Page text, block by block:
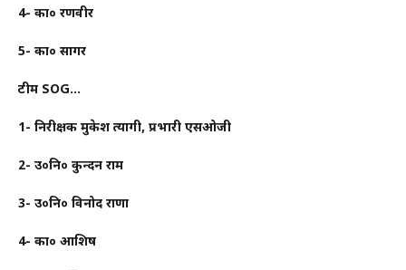
4- का० रणवीर
5- का० सागर
टीम SOG…
1- निरीक्षक मुकेश त्यागी, प्रभारी एसओजी
2- उ०नि० कुन्दन राम
3- उ०नि० विनोद राणा
4- का० आशिष